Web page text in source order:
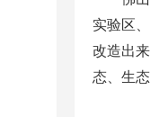
实验区
改造出
态、生